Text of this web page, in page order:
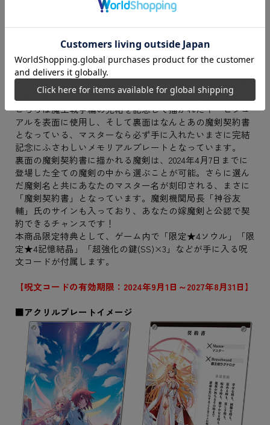
・ドット(.)、ハイフン(-)、空白などの一般的な記号
きない場合がございます。
スマホ向けRPG『ブレイブソード×ブレイズソウル』の魔
王戦争編完結を祝い、メモリアルプレートをご用意！
こちらは魔王戦争編の完結を記念して描かれたキービジュ
アルを表面に使用し、そして裏面はなんとあの魔剣契約書
となっている、マスターなら必ず手に入れたいまさに完結
記念にふさわしいメモリアルプレートとなっています。
裏面の魔剣契約書に描かれる魔剣は、2024年4月7日までに
登場した全ての魔剣の中から選ぶことが可能。さらに選ん
だ魔剣名と共にあなたのマスター名が刻印される、まさに
「魔剣契約書」となっています。魔剣機関局長「神谷友
輔」氏のサインも入っており、あなたの嫁魔剣と公認で契
約できるチャンスです！
本商品限定特典として、ゲーム内で「限定★4ソウル」「限
定★4記憶結晶」「超強化の鍵(SS)×3」などが手に入る呪
文コードが付属します。
【呪文コードの有効期限：2024年9月1日～2027年8月31日】
■アクリルプレートイメージ